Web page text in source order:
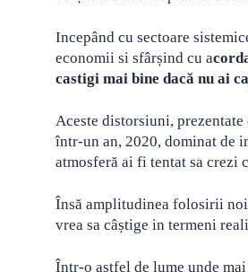
Incepând cu sectoare
economii si sfârșind cu a
castigi mai bine dacă nu ai
Aceste distorsiuni,
într-un an, 2020, dominat de
atmosferă ai fi tentat sa crezi
Însă amplitudinea folosirii
vrea sa câștige in termeni
Într-o astfel de lume unde